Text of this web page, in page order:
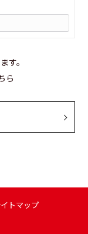
す。
ら
トマップ